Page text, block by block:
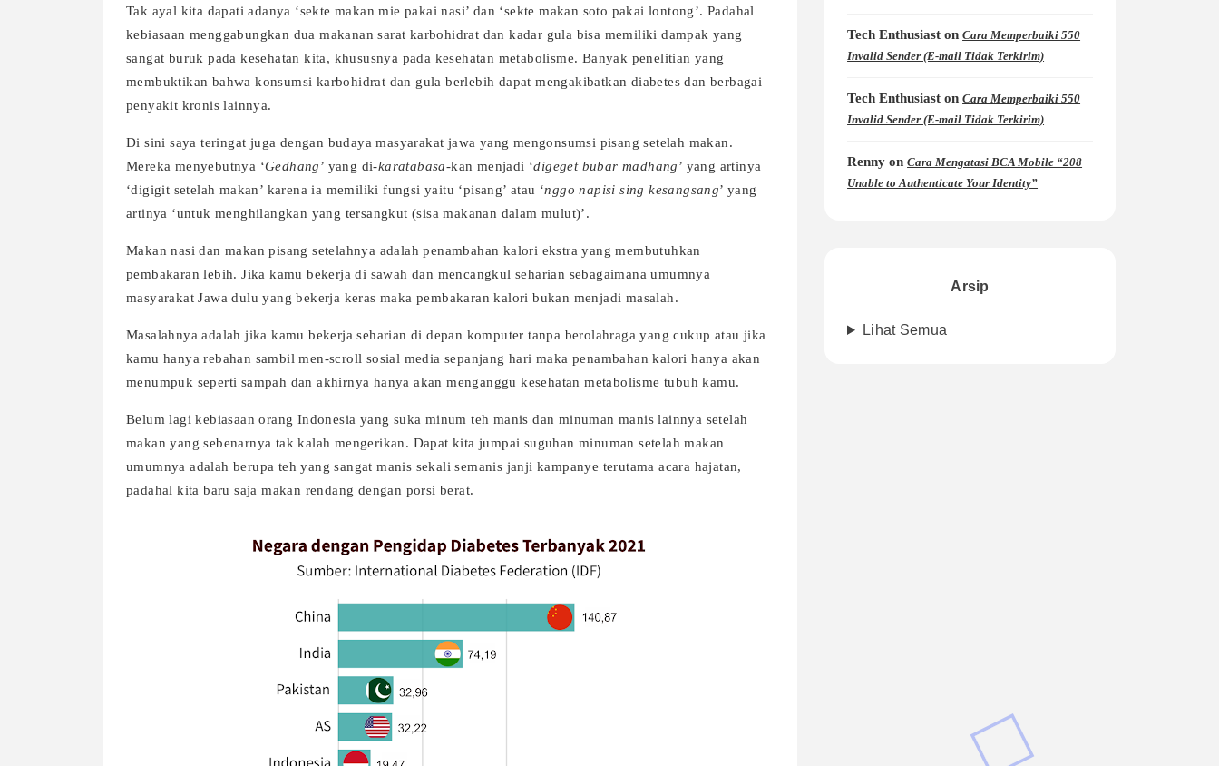
Tak ayal kita dapati adanya ‘sekte makan mie pakai nasi’ dan ‘sekte makan soto pakai lontong’. Padahal
kebiasaan menggabungkan dua makanan sarat karbohidrat dan kadar gula bisa memiliki dampak yang
sangat buruk pada kesehatan kita, khususnya pada kesehatan metabolisme. Banyak penelitian yang
membuktikan bahwa konsumsi karbohidrat dan gula berlebih dapat mengakibatkan diabetes dan berbagai
penyakit kronis lainnya.
Di sini saya teringat juga dengan budaya masyarakat jawa yang mengonsumsi pisang setelah makan.
Mereka menyebutnya ‘Gedhang’ yang di-karatabasa-kan menjadi ‘digeget bubar madhang’ yang artinya
‘digigit setelah makan’ karena ia memiliki fungsi yaitu ‘pisang’ atau ‘nggo napisi sing kesangsang’ yang
artinya ‘untuk menghilangkan yang tersangkut (sisa makanan dalam mulut)’.
Makan nasi dan makan pisang setelahnya adalah penambahan kalori ekstra yang membutuhkan
pembakaran lebih. Jika kamu bekerja di sawah dan mencangkul seharian sebagaimana umumnya
masyarakat Jawa dulu yang bekerja keras maka pembakaran kalori bukan menjadi masalah.
Masalahnya adalah jika kamu bekerja seharian di depan komputer tanpa berolahraga yang cukup atau jika
kamu hanya rebahan sambil men-scroll sosial media sepanjang hari maka penambahan kalori hanya akan
menumpuk seperti sampah dan akhirnya hanya akan menganggu kesehatan metabolisme tubuh kamu.
Belum lagi kebiasaan orang Indonesia yang suka minum teh manis dan minuman manis lainnya setelah
makan yang sebenarnya tak kalah mengerikan. Dapat kita jumpai suguhan minuman setelah makan
umumnya adalah berupa teh yang sangat manis sekali semanis janji kampanye terutama acara hajatan,
padahal kita baru saja makan rendang dengan porsi berat.
Tech Enthusiast onCara Memperbaiki 550
Invalid Sender (E-mail Tidak Terkirim)
Tech Enthusiast onCara Memperbaiki 550
Invalid Sender (E-mail Tidak Terkirim)
Renny onCara Mengatasi BCA Mobile “208
Unable to Authenticate Your Identity”
Arsip
Lihat Semua